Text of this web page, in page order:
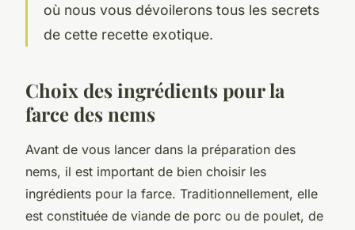
où nous vous dévoilerons tous les secrets
de cette recette exotique.
Choix des ingrédients pour la
farce des nems
Avant de vous lancer dans la préparation des
nems, il est important de bien choisir les
ingrédients pour la farce. Traditionnellement, elle
est constituée de viande de porc ou de poulet, de